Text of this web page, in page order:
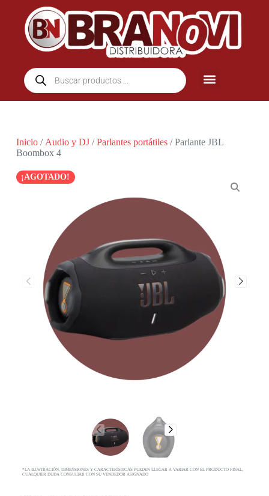
Inicio/ Audio y DJ/Parlantes portátiles/ Parlante JBL
Boombox 4
*LA ILUSTRACIÓN, DIMENSIONES Y CARACTERISTICAS PUEDEN LLEGAR A VARIAR CON EL PRODUCTO FINAL,
CUALQUIER DUDA CONSULTAR CON SU VENDEDOR ASIGNADO